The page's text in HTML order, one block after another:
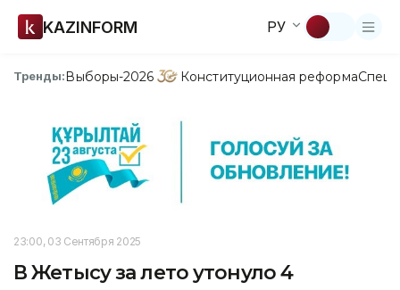
KAZINFORM РУ
Тренды:Выборы-2026 Конституционная реформа
23:00, 03 Сентября 2025
В Жетысу за лето утонуло 4